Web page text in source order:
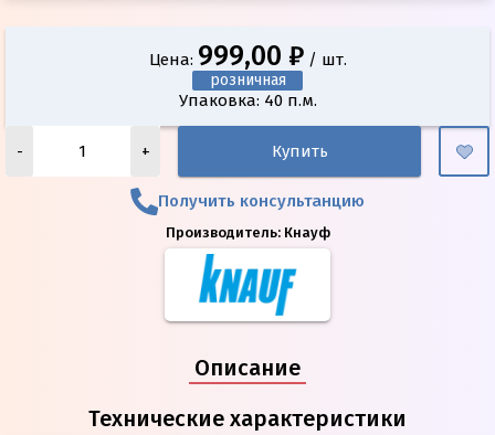
Цена: 999,00 ₽/ шт.
розничная
Упаковка: 40 п.м.
- + Купить
Получить консультанцию
Производитель: Кнауф
Описание
Технические характеристики